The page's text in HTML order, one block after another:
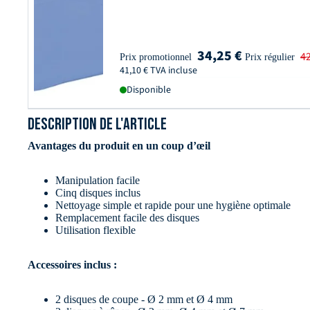
Prix promotionnel 34,25 € Prix régulier
41,10 € TVA incluse
Disponible
DESCRIPTION DE L'ARTICLE
Avantages du produit en un coup d’œil
Manipulation facile
Cinq disques inclus
Nettoyage simple et rapide pour une hygiène optimale
Remplacement facile des disques
Utilisation flexible
Accessoires inclus :
2 disques de coupe - Ø 2 mm et Ø 4 mm